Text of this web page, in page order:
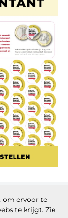
om ervoor te
krijgt. Zie